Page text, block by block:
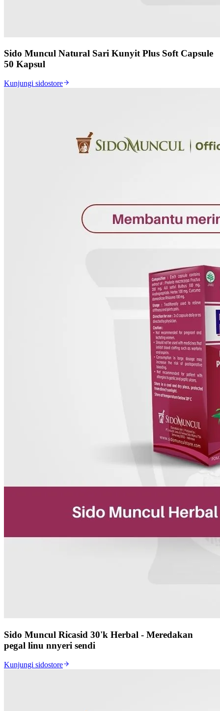
Sido Muncul Natural Sari Kunyit Plus Soft Capsule
50 Kapsul
Kunjungi sidostore
Sido Muncul Ricasid 30'k Herbal - Meredakan
pegal linu nnyeri sendi
Kunjungi sidostore